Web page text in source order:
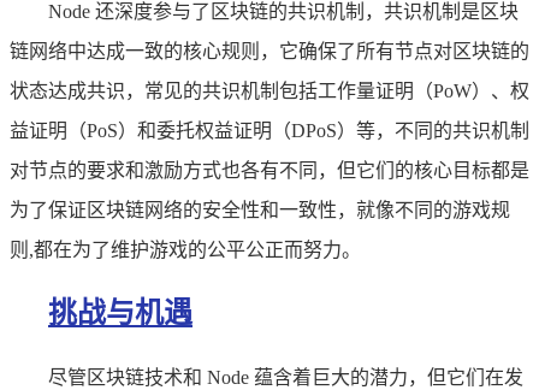
Node 还深度参与了区块链的共识机制，共识机制是区块
链网络中达成一致的核心规则，它确保了所有节点对区块链的
状态达成共识，常见的共识机制包括工作量证明（PoW）、权
益证明（PoS）和委托权益证明（DPoS）等，不同的共识机制
对节点的要求和激励方式也各有不同，但它们的核心目标都是
为了保证区块链网络的安全性和一致性，就像不同的游戏规
则,都在为了维护游戏的公平公正而努力。
挑战与机遇
尽管区块链技术和 Node 蕴含着巨大的潜力，但它们在发